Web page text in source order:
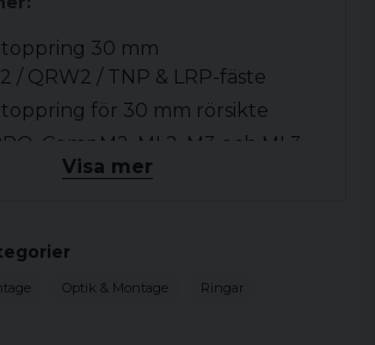
toppring 30 mm
/ QRW2 / TNP & LRP-fäste
toppring för 30 mm rörsikte
CompM2, ML2, M3 och ML3
tillsammans med något av
QRP2, QRW2, LRP eller TNP
Skruvar och insexnyckel
Visa mer
Optik & Montage Ringar